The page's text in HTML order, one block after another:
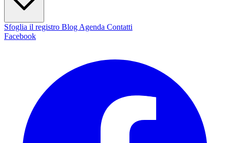
Sfoglia il registro Blog Agenda Contatti
Facebook